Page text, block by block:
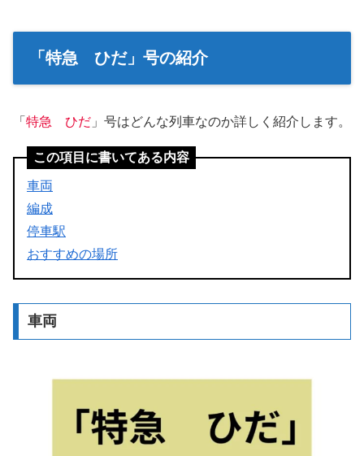
「特急 ひだ」号の紹介
「 特急 ひだ 」号はどんな列車なのか詳しく紹介します。
この項目に書いてある内容
車両
編成
停車駅
おすすめの場所
車両